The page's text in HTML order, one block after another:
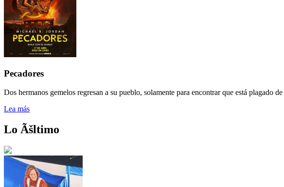
Pecadores
Dos hermanos gemelos regresan a su pueblo, solamente para encontrar que está plagado
Lea más
Lo Ãšltimo